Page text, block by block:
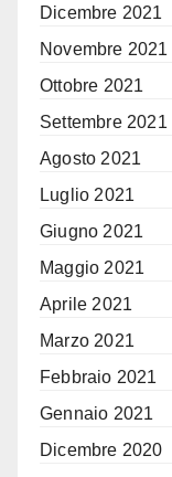
Dicembre 2021
Novembre 2021
Ottobre 2021
Settembre 2021
Agosto 2021
Luglio 2021
Giugno 2021
Maggio 2021
Aprile 2021
Marzo 2021
Febbraio 2021
Gennaio 2021
Dicembre 2020